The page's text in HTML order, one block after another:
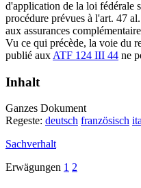
d'application de la loi fédérale
procédure prévues à l'art. 47
aux assurances
Vu ce qui précède, la voie du
publié aux ATF 124 III 44 ne
Inhalt
Ganzes Dokument
Regeste: deutsch französisch
Sachverhalt
Erwägungen 1 2